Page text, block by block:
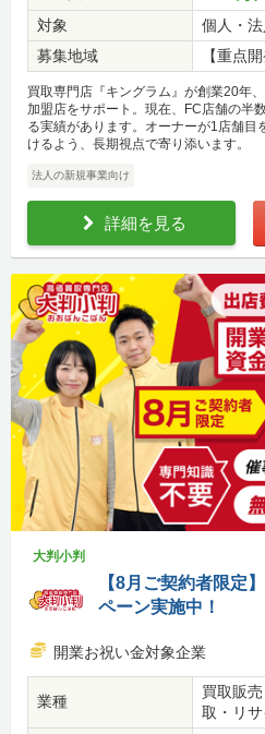
対象
個人・法
募集地域
【重点
買取専門店『キングラム』が創業20年
加盟店をサポート。現在、FC店舗の半
る実績があります。オーナーが1店舗目
けるよう、長期視点で寄り添います。
法人の新規事業向け
詳細を見る
大判小判
【8月ご契約者限定
ペーン実施中！
開業お祝い金対象企業
業種
買取販
取・リ